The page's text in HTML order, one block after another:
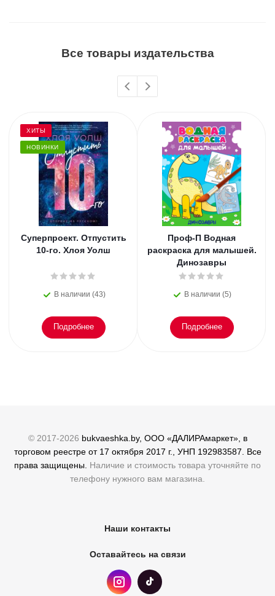
Все товары издательства
ХИТЫ
НОВИНКИ
Суперпроект. Отпустить
10-го. Хлоя Уолш
В наличии (43)
Подробнее
Проф-П Водная
раскраска для малышей.
Динозавры
В наличии (5)
Подробнее
© 2017-2026 bukvaeshka.by, ООО «ДАЛИРАмаркет», в
торговом реестре от 17 октября 2017 г., УНП 192983587. Все
права защищены. Наличие и стоимость товара уточняйте по
телефону нужного вам магазина.
Наши контакты
Оставайтесь на связи